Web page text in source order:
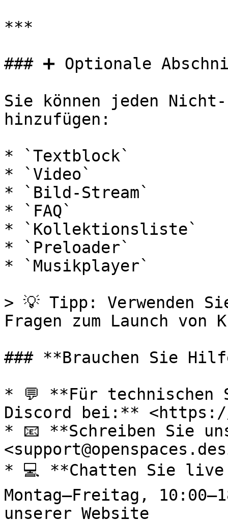
***
### ➕ Optionale
Sie können jeden
hinzufügen:
* `Textblock`
* `Video`
* `Bild-Stream`
* `FAQ`
* `Kollektionsliste`
* `Preloader`
* `Musikplayer`
> 💡 Tipp: Verwenden
Fragen zum Launch von
### **Brauchen Sie
* 💬 **Für technischen
Discord bei:** <https://
* 📧 **Schreiben Sie
* 💻 **Chatten Sie
Montag–Freitag,
unserer Website